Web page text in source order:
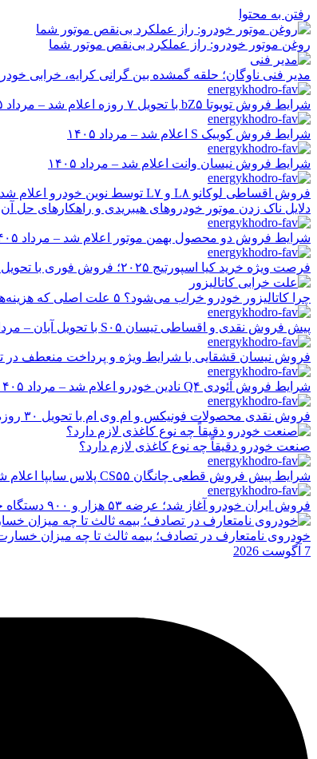
رفتن به محتوا
روغن موتور خودرو: راز عملکرد بی‌نقص موتور شما
مدیر فنی ناوگان؛ حلقه گمشده بین گرانی کرایه، خرابی
شرایط فروش تویوتا bZ۵ با تحویل ۷ روزه اعلام شد – مرداد ۱۴۰۵
شرایط فروش کوییک S اعلام شد – مرداد ۱۴۰۵
شرایط فروش نیسان وانت اعلام شد – مرداد ۱۴۰۵
فروش اقساطی لوکانو L۸ و L۷ توسط نوین خودرو اعلام شد – مرداد ۱۴۰۵
دلایل ناک زدن موتور خودروهای هیبریدی و راهکارهای حل آن
شرایط فروش دو محصول بهمن موتور اعلام شد – مرداد ۱۴۰۵
فرصت ویژه خرید کیا اسپورتیج ۲۰۲۵؛ فروش فوری با تحویل حداکثر ۲۰ روزه و قیمت قطعی
چرا کاتالیزور خودرو خراب می‌شود؟ ۵ علت اصلی که هزینه‌های سنگین ایجاد می‌کند
پیش فروش نقدی و اقساطی تیسان S۰۵ با تحویل آبان – مرداد ۱۴۰۵
فروش نیسان قشقایی با شرایط ویژه و پرداخت منعطف در تلاش
شرایط فروش آئودی Q۴ نادین خودرو اعلام شد – مرداد ۱۴۰۵
فروش نقدی محصولات فونیکس و ام وی ام با تحویل ۳۰ روزه – مرداد ۱۴۰۵
صنعت خودرو دقیقاً چه نوع کاغذی لازم دارد؟
شرایط پیش فروش قطعی چانگان CS۵۵ پلاس سایپا اعلام شد – مرداد ۱۴۰۵
فروش ایران خودرو آغاز شد؛ عرضه ۵۳ هزار و ۹۰۰ دستگاه خودرو – مرداد ۱۴۰۵
خودروی نامتعارف در تصادف؛ بیمه ثالث تا چه میزان
7 آگوست 2026